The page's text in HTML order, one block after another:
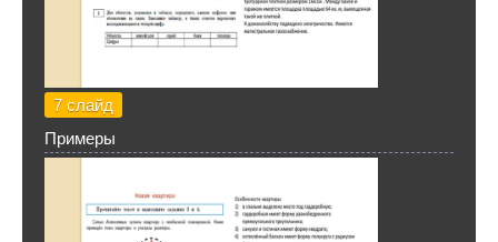
7 слайд
Примеры